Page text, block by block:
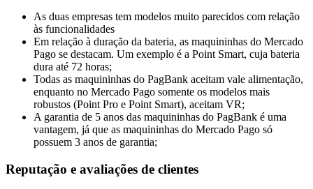
As duas empresas tem modelos muito parecidos com relação
às funcionalidades
Em relação à duração da bateria, as maquininhas do Mercado
Pago se destacam. Um exemplo é a Point Smart, cuja bateria
dura até 72 horas;
Todas as maquininhas do PagBank aceitam vale alimentação,
enquanto no Mercado Pago somente os modelos mais
robustos (Point Pro e Point Smart), aceitam VR;
A garantia de 5 anos das maquininhas do PagBank é uma
vantagem, já que as maquininhas do Mercado Pago só
possuem 3 anos de garantia;
Reputação e avaliações de clientes